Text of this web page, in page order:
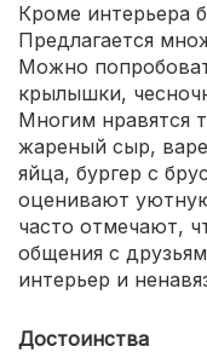
Кроме интерьера
Предлагается
Можно
крылышки,
Многим нравятся
жареный сыр,
яйца, бургер с
оценивают
часто отмечают,
общения с
интерьер и
Достоинства